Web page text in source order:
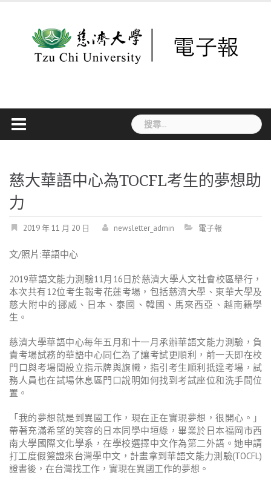
搜
尋
慈大華語中心為TOCFL考生的夢想助
力
2019 年 11 月 20 日 newsletter_admin 電子報
文/照片:華語中心
2019華語文能力測驗11月16日於慈濟大學人文社會校區舉行，
本次共有12位考生報考花蓮考場，包括慈濟大學、東華大學及
慈大附中的挪威、日本、泰國、韓國、馬來西亞、越南籍學
生。
慈濟大學華語中心每年五月和十一月承辦華語文能力測驗，負
責考場試務的華語中心同仁為了讓考試更順利，前一天即在校
門口與考場間設立指示牌與旗幟，指引考生順利抵達考場，試
務人員也在試場休息區門口說明如何找到考試座位和洗手間位
置。
「我的夢想就是到異國工作，現在正在實現夢想，很開心。」
帶著充滿希望的笑容的日本同學中垣綠，畢業於日本福岡市西
南大學國際文化學系，在學校選擇中文作為第二外語。她申請
打工度假簽證來台灣學中文，計畫拿到華語文能力測驗(TOCFL)
證書後，在台灣找工作，實現在異國工作的夢想。